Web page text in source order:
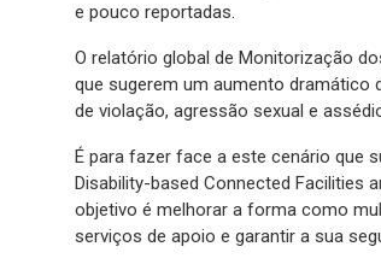
e pouco reportadas.
O relatório global de Monitorização
que sugerem um aumento dramático
de violação, agressão sexual e
É para fazer face a este cenário que
Disability-based Connected Facilities
objetivo é melhorar a forma como
serviços de apoio e garantir a sua